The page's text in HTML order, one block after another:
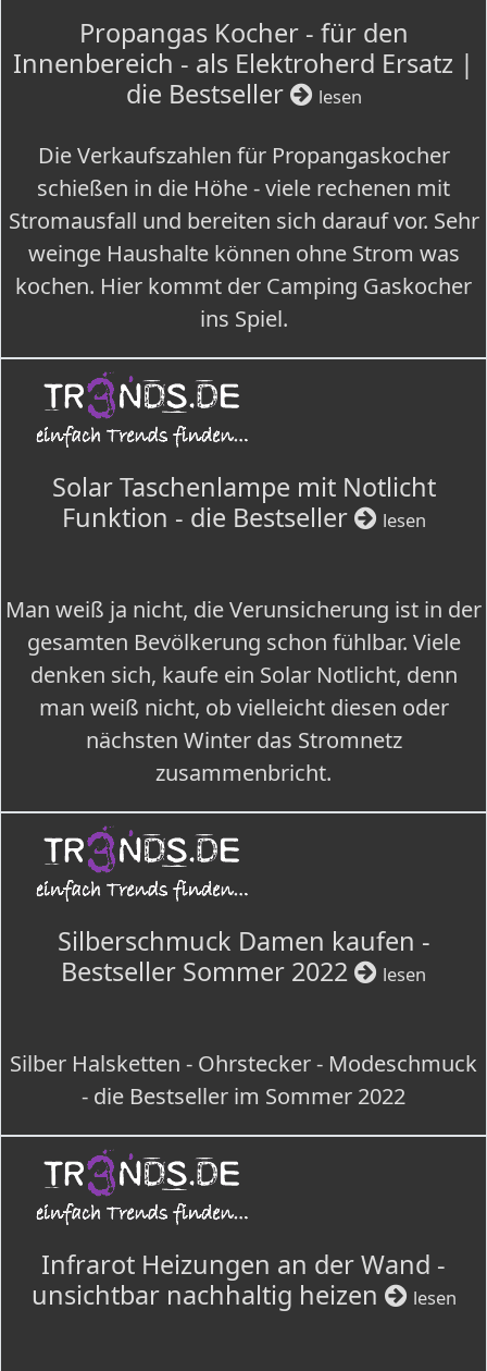
Propangas Kocher - für den
Innenbereich - als Elektroherd Ersatz |
die Bestseller
lesen
Die Verkaufszahlen für Propangaskocher
schießen in die Höhe - viele rechenen mit
Stromausfall und bereiten sich darauf vor. Sehr
weinge Haushalte können ohne Strom was
kochen. Hier kommt der Camping Gaskocher
ins Spiel.
Solar Taschenlampe mit Notlicht
Funktion - die Bestseller
lesen
Man weiß ja nicht, die Verunsicherung ist in der
gesamten Bevölkerung schon fühlbar. Viele
denken sich, kaufe ein Solar Notlicht, denn
man weiß nicht, ob vielleicht diesen oder
nächsten Winter das Stromnetz
zusammenbricht.
Silberschmuck Damen kaufen -
Bestseller Sommer 2022
lesen
Silber Halsketten - Ohrstecker - Modeschmuck
- die Bestseller im Sommer 2022
Infrarot Heizungen an der Wand -
unsichtbar nachhaltig heizen
lesen